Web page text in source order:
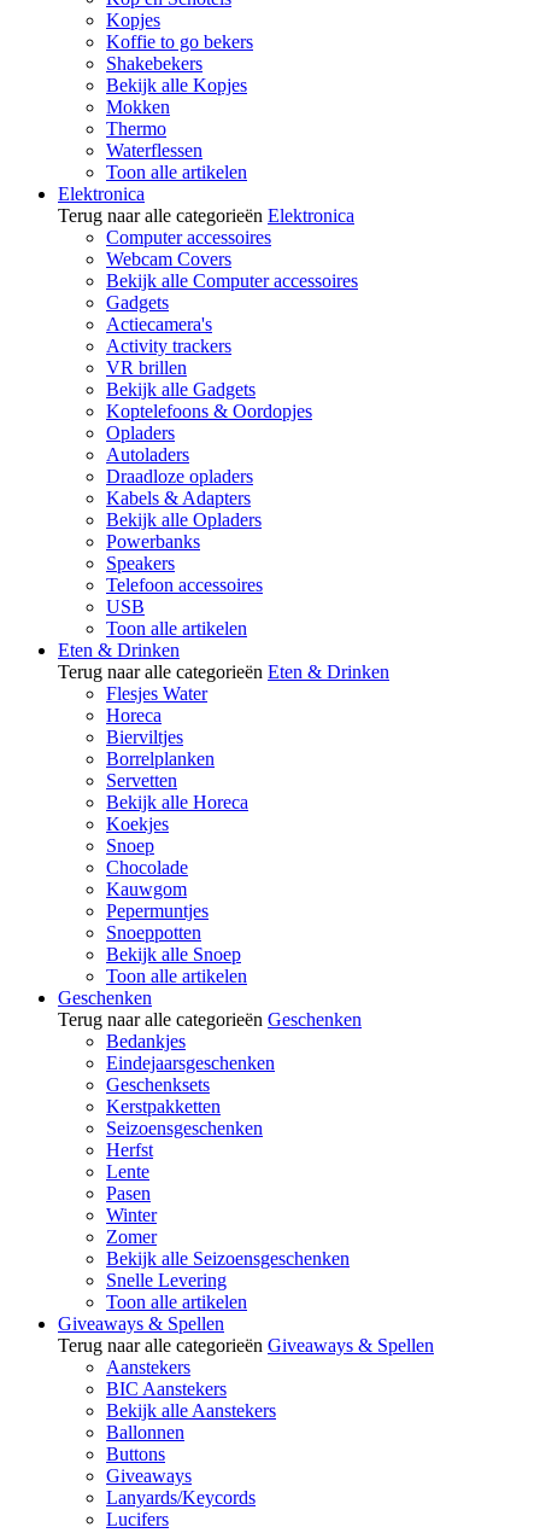
Kopjes
Koffie to go bekers
Shakebekers
Bekijk alle Kopjes
Mokken
Thermo
Waterflessen
Toon alle artikelen
Elektronica
Terug naar alle categorieën Elektronica
Computer accessoires
Webcam Covers
Bekijk alle Computer accessoires
Gadgets
Actiecamera's
Activity trackers
VR brillen
Bekijk alle Gadgets
Koptelefoons & Oordopjes
Opladers
Autoladers
Draadloze opladers
Kabels & Adapters
Bekijk alle Opladers
Powerbanks
Speakers
Telefoon accessoires
USB
Toon alle artikelen
Eten & Drinken
Terug naar alle categorieën Eten & Drinken
Flesjes Water
Horeca
Bierviltjes
Borrelplanken
Servetten
Bekijk alle Horeca
Koekjes
Snoep
Chocolade
Kauwgom
Pepermuntjes
Snoeppotten
Bekijk alle Snoep
Toon alle artikelen
Geschenken
Terug naar alle categorieën Geschenken
Bedankjes
Eindejaarsgeschenken
Geschenksets
Kerstpakketten
Seizoensgeschenken
Herfst
Lente
Pasen
Winter
Zomer
Bekijk alle Seizoensgeschenken
Snelle Levering
Toon alle artikelen
Giveaways & Spellen
Terug naar alle categorieën Giveaways & Spellen
Aanstekers
BIC Aanstekers
Bekijk alle Aanstekers
Ballonnen
Buttons
Giveaways
Lanyards/Keycords
Lucifers